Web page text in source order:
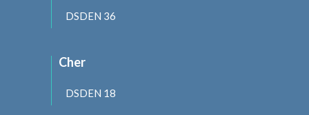
DSDEN 36
Cher
DSDEN 18